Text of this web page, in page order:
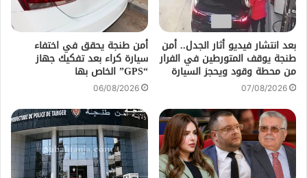
بعد انتشار فيديو أثار الجدل.. أمن
طنجة يوقف المتورطين في الفرار
من محطة وقود ويحجز السيارة
07/08/2026
أمن طنجة يحقق في اختفاء
سيارة كراء بعد تفكيك جهاز
“GPS” الخاص بها
06/08/2026